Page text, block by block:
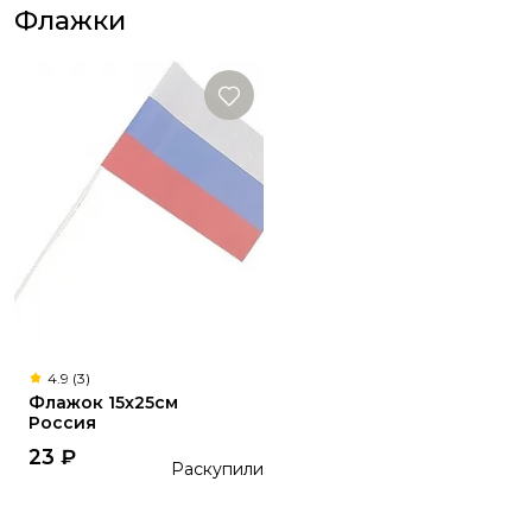
Флажки
4.9 (3)
Флажок 15x25см
Россия
23 ₽ Раскупили